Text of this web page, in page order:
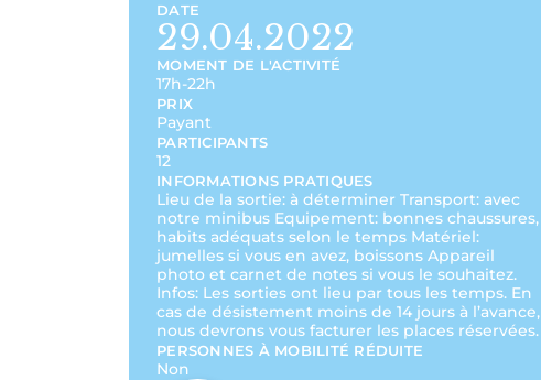
DATE
29.04.2022
MOMENT DE L'ACTIVITÉ
17h-22h
PRIX
Payant
PARTICIPANTS
12
INFORMATIONS PRATIQUES
Lieu de la sortie: à déterminer Transport: avec
notre minibus Equipement: bonnes chaussures,
habits adéquats selon le temps Matériel:
jumelles si vous en avez, boissons Appareil
photo et carnet de notes si vous le souhaitez.
Infos: Les sorties ont lieu par tous les temps. En
cas de désistement moins de 14 jours à l’avance,
nous devrons vous facturer les places réservées.
PERSONNES À MOBILITÉ RÉDUITE
Non